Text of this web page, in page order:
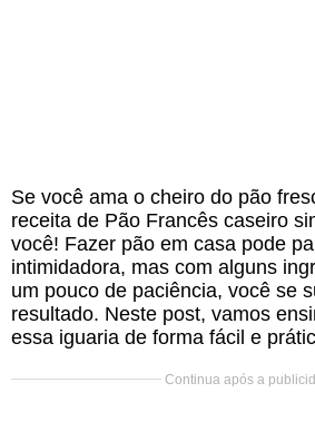
Se você ama o cheiro do pão
receita de Pão Francês caseiro
você! Fazer pão em casa pode
intimidadora, mas com alguns
um pouco de paciência, você se
resultado. Neste post, vamos
essa iguaria de forma fácil e
Continua após a